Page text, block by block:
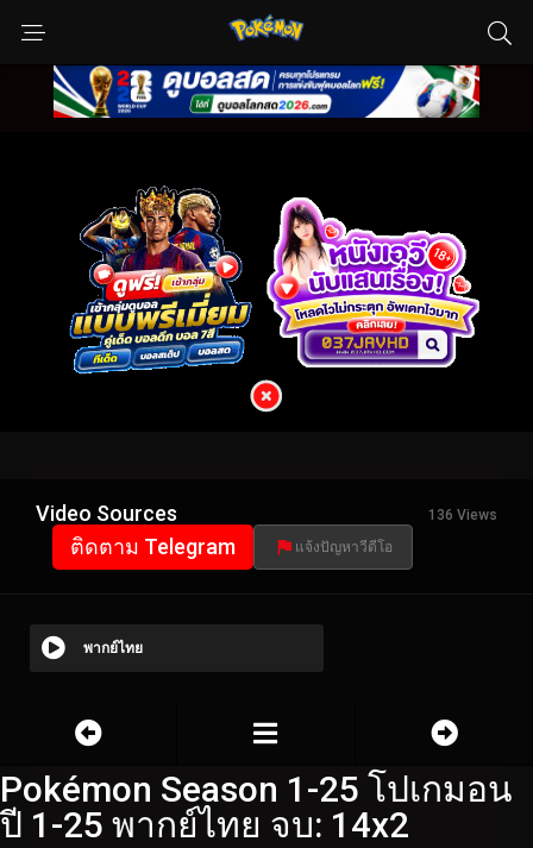
Video Sources 136 Views
ติดตาม Telegram แจ้งปัญหาวีดีโอ
พากย์ไทย
Pokémon Season 1-25 โปเกมอน
ปี 1-25 พากย์ไทย จบ: 14x2